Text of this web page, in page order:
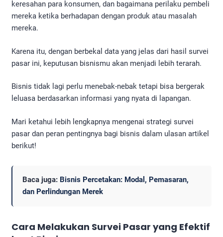
keresahan para konsumen, dan bagaimana perilaku pembeli
mereka ketika berhadapan dengan produk atau masalah
mereka.
Karena itu, dengan berbekal data yang jelas dari hasil survei
pasar ini, keputusan bisnismu akan menjadi lebih terarah.
Bisnis tidak lagi perlu menebak-nebak tetapi bisa bergerak
leluasa berdasarkan informasi yang nyata di lapangan.
Mari ketahui lebih lengkapnya mengenai strategi survei
pasar dan peran pentingnya bagi bisnis dalam ulasan artikel
berikut!
Baca juga: Bisnis Percetakan: Modal, Pemasaran,
dan Perlindungan Merek
Cara Melakukan Survei Pasar yang Efektif